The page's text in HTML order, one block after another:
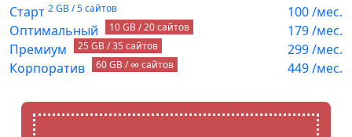
Старт 2 GB / 5 сайтов 100/мес.
Оптимальный
10 GB / 20 сайтов 179/мес.
Премиум
25 GB / 35 сайтов 299/мес.
Корпоратив
60 GB / ∞ сайтов 449/мес.